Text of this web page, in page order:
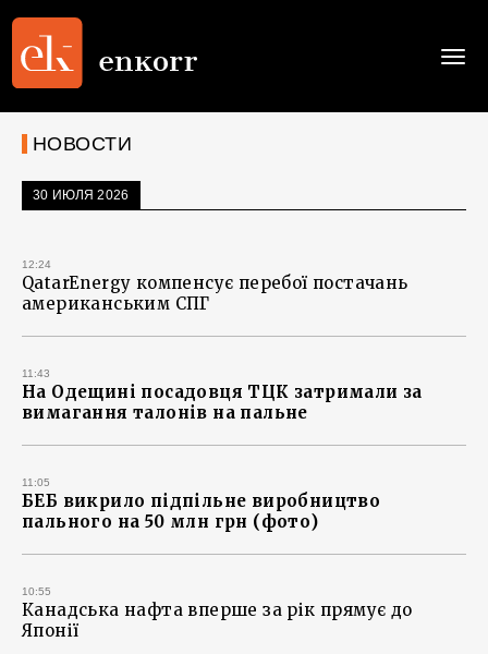
НОВОСТИ
30 ИЮЛЯ 2026
12:24
QatarEnergy компенсує перебої постачань
американським СПГ
11:43
На Одещині посадовця ТЦК затримали за
вимагання талонів на пальне
11:05
БЕБ викрило підпільне виробництво
пального на 50 млн грн (фото)
10:55
Канадська нафта вперше за рік прямує до
Японії